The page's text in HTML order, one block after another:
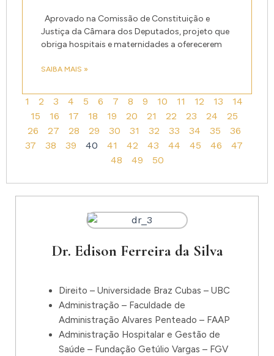
Aprovado na Comissão de Constituição e
Justiça da Câmara dos Deputados, projeto que
obriga hospitais e maternidades a oferecerem
SAIBA MAIS »
1 2 3 4 5 6 7 8 9 10 11 12 13
14
15
16 17 18 19 20 21 22 23 24
25
26
27 28 29 30 31 32 33 34 35
36
37
38 39 40 41 42 43 44 45 46
47
48
49 50
Dr. Edison Ferreira da Silva
Direito – Universidade Braz Cubas – UBC
Administração – Faculdade de
Administração Alvares Penteado – FAAP
Administração Hospitalar e Gestão de
Saúde – Fundação Getúlio Vargas – FGV